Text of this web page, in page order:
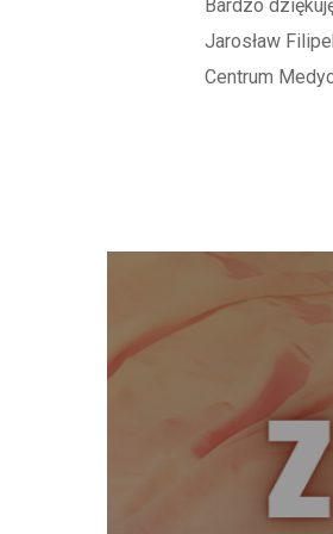
Bardzo
Jarosław
Centrum